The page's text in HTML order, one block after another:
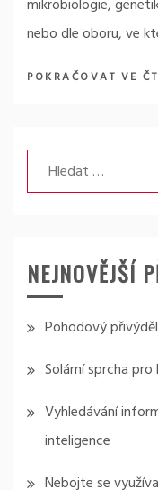
mikrobiologie,
nebo dle oboru, ve
POKRAČOVAT VE
Vyhledávání
NEJNOVĚJŠÍ
Pohodový
Solární sprcha
Vyhledávání
inteligence
Nebojte se